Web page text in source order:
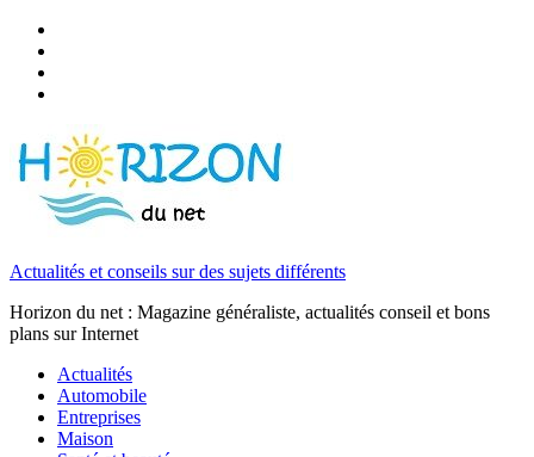
Actualités et conseils sur des sujets différents
Horizon du net : Magazine généraliste, actualités conseil et bons
plans sur Internet
Actualités
Automobile
Entreprises
Maison